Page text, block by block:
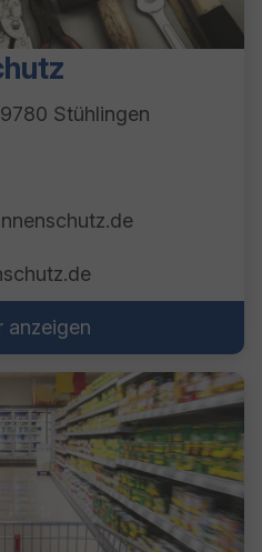
Stühlingen
anzeigen